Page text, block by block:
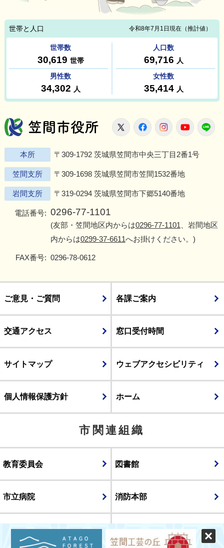
笠間市役所
X FacebookInstagram
本所 〒309-1792 茨城県笠間市中央三丁目2番1号
笠間支所 〒309-1698 茨城県笠間市笠間1532番地
岩間支所 〒319-0294 茨城県笠間市下郷5140番地
電話番号: 0296-77-1101
(友部・笠間地区内からは0296-77-1101 、岩間地区
内からは0299-37-6611へお掛けください。)
FAX番号: 0296-78-0612
ご意見・ご質問 各課ご案内
交通アクセス 窓口受付時間
サイトマップ ウェブアクセシビリティ
個人情報保護方針 ホーム
市関連組織
教育委員会 図書館
市立病院 消防本部
議会